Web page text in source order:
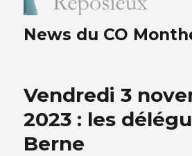
News du CO
Vendredi 3
2023 : les
Berne